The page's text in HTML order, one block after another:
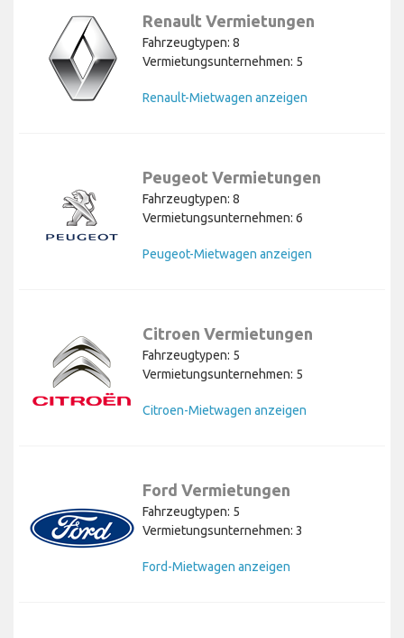
Renault Vermietungen
Fahrzeugtypen: 8
Vermietungsunternehmen: 5
Renault-Mietwagen anzeigen
Peugeot Vermietungen
Fahrzeugtypen: 8
Vermietungsunternehmen: 6
Peugeot-Mietwagen anzeigen
Citroen Vermietungen
Fahrzeugtypen: 5
Vermietungsunternehmen: 5
Citroen-Mietwagen anzeigen
Ford Vermietungen
Fahrzeugtypen: 5
Vermietungsunternehmen: 3
Ford-Mietwagen anzeigen